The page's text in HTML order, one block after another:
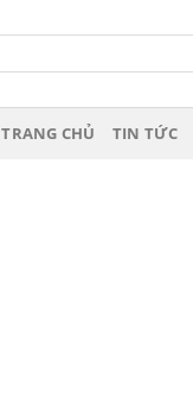
TRANG CHỦ TIN TỨC